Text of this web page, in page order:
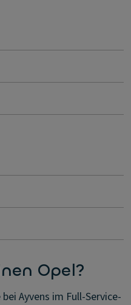
Opel?
Ayvens im Full-Service-